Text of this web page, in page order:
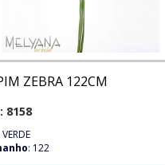
ZEBRA 122CM
8158
: 122